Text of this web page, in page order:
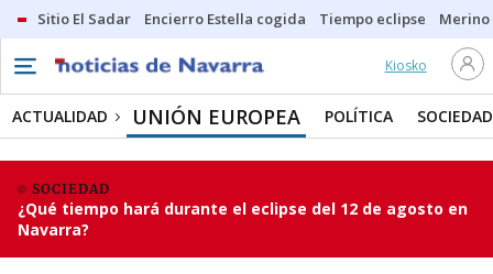
Sitio El Sadar Encierro Estella cogida Tiempo eclipse
Kiosko
ACTUALIDAD UNIÓN EUROPEA POLÍTICA SOCIEDAD
SOCIEDAD
¿Qué tiempo hará durante el eclipse del 12 de agosto en
Navarra?